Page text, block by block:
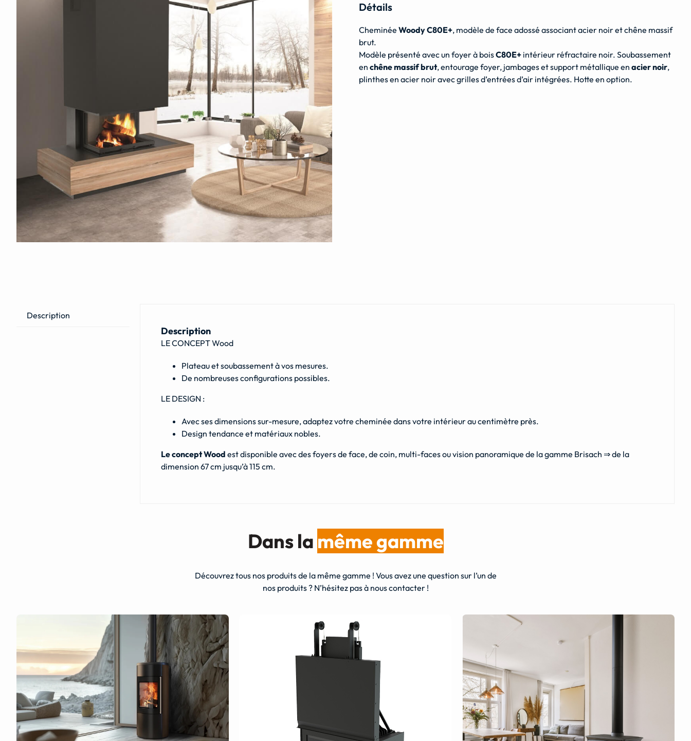
Détails
Cheminée Woody C80E+, modèle de face adossé associant acier noir et chêne massif
brut.
Modèle présenté avec un foyer à boisC80E+ intérieur réfractaire noir. Soubassement
en chêne massif brut, entourage foyer, jambages et support métallique en acier noir,
plinthes en acier noir avec grilles d’entrées d’air intégrées. Hotte en option.
Description
Description
LE CONCEPT Wood
Plateau et soubassement à vos mesures.
De nombreuses configurations possibles.
LE DESIGN :
Avec ses dimensions sur-mesure, adaptez votre cheminée dans votre intérieur au centimètre près.
Design tendance et matériaux nobles.
Le concept Wood est disponible avec des foyers de face, de coin, multi-faces ou vision panoramique de la gamme Brisach ⇒ de la
dimension 67 cm jusqu’à 115 cm.
Dans la même gamme
Découvrez tous nos produits de la même gamme ! Vous avez une question sur l’un de
nos produits ? N’hésitez pas à nous contacter !